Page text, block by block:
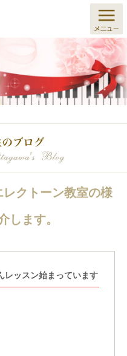
クトーン教室の様
します。
レッスン始まっています